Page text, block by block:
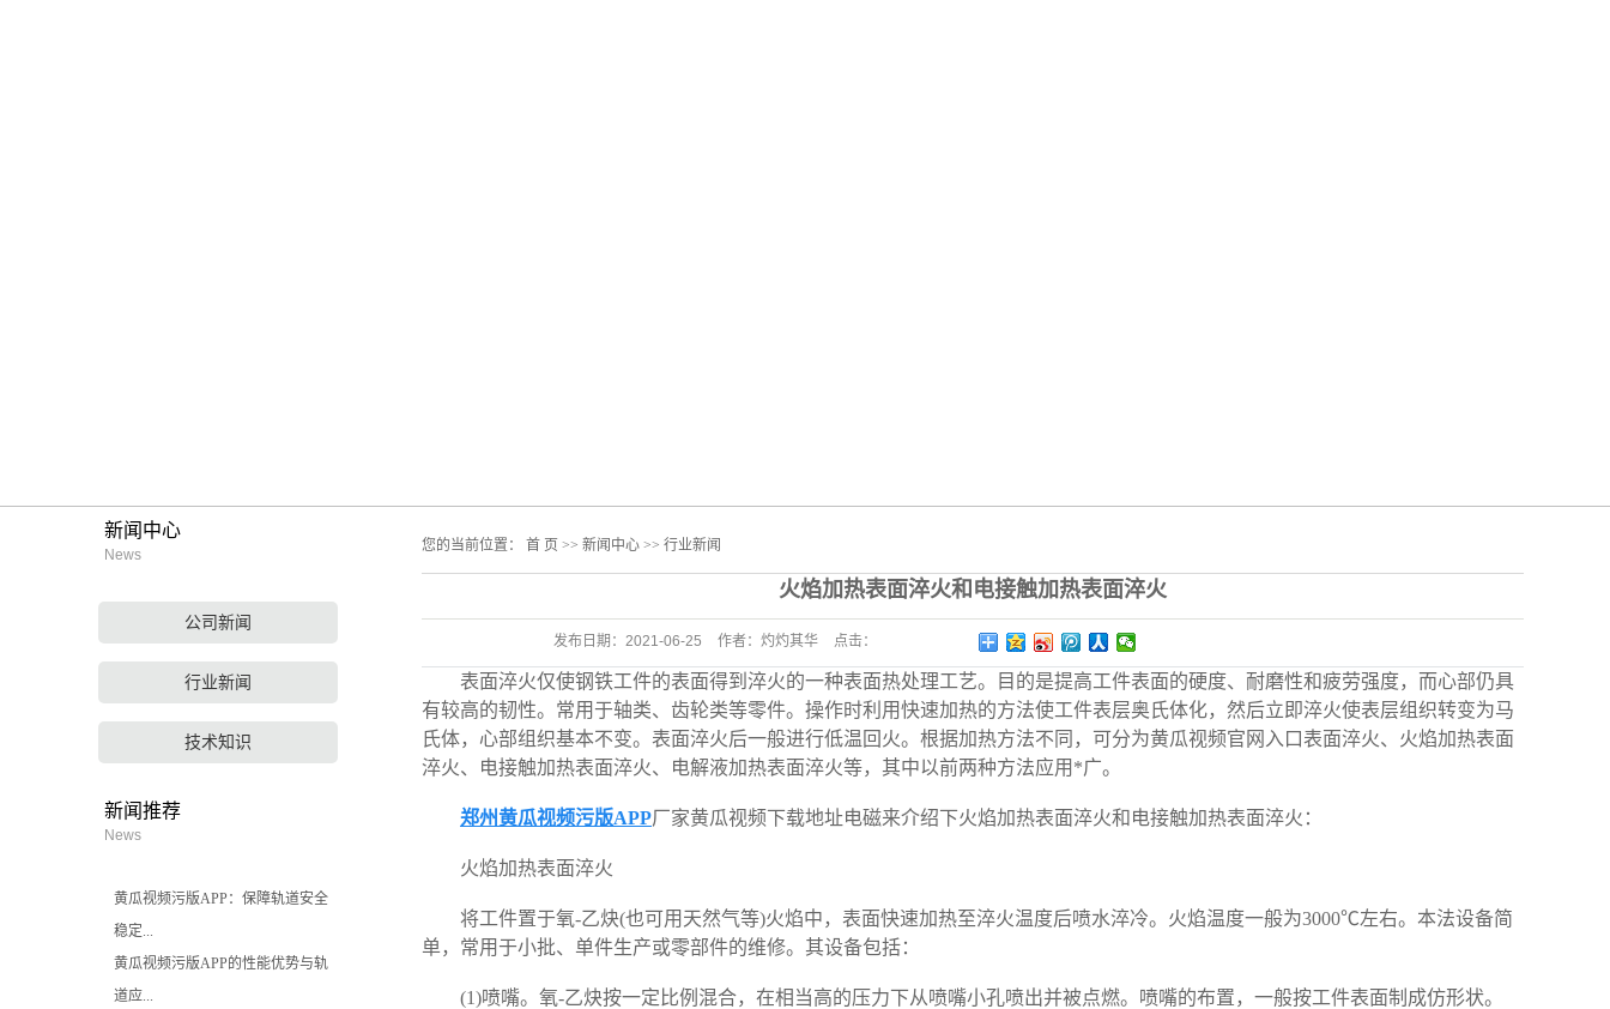
新闻中心
News
公司新闻
行业新闻
技术知识
新闻推荐
News
黄瓜视频污版APP：保障轨道安全
稳定...
黄瓜视频污版APP的性能优势与轨
道应...
您的当前位置： 首 页 >> 新闻中心 >> 行业新闻
火焰加热表面淬火和电接触加热表面淬火
发布日期： 2021-06-25 作者： 灼灼其华 点击：
表面淬火仅使钢铁工件的表面得到淬火的一种表面热处理工艺。目的是提高工件表面的硬度、耐磨性和疲劳强度，而心部仍具
有较高的韧性。常用于轴类、齿轮类等零件。操作时利用快速加热的方法使工件表层奥氏体化，然后立即淬火使表层组织转变为马
氏体，心部组织基本不变。表面淬火后一般进行低温回火。根据加热方法不同，可分为黄瓜视频官网入口表面淬火、火焰加热表面
淬火、电接触加热表面淬火、电解液加热表面淬火等，其中以前两种方法应用*广。
郑州黄瓜视频污版APP厂家黄瓜视频下载地址电磁来介绍下火焰加热表面淬火和电接触加热表面淬火：
火焰加热表面淬火
将工件置于氧-乙炔(也可用天然气等)火焰中，表面快速加热至淬火温度后喷水淬冷。火焰温度一般为3000℃左右。本法设备简
单，常用于小批、单件生产或零部件的维修。其设备包括：
(1)喷嘴。氧-乙炔按一定比例混合，在相当高的压力下从喷嘴小孔喷出并被点燃。喷嘴的布置，一般按工件表面制成仿形状。